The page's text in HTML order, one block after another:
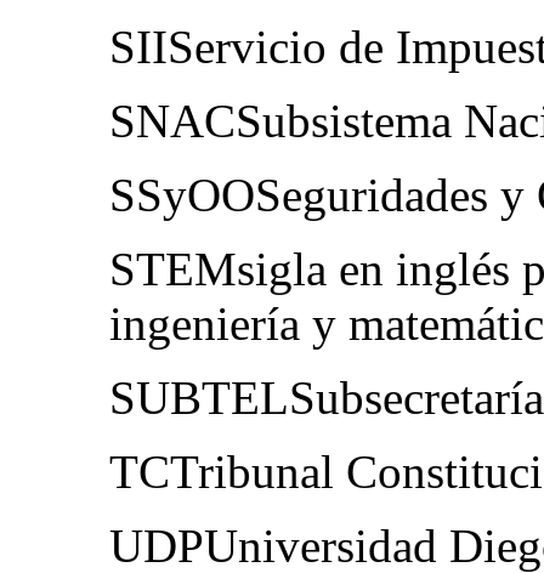
SIIServicio de
SNACSubsistema
SSyOOSeguridades
STEMsigla en inglés
ingeniería y
TCTribunal
UDPUniversidad